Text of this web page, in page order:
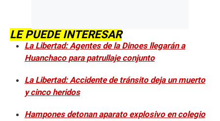
LE PUEDE INTERESAR
La Libertad: Agentes de la Dinoes llegarán a
Huanchaco para patrullaje conjunto
La Libertad: Accidente de tránsito deja un muerto
y cinco heridos
Hampones detonan aparato explosivo en colegio